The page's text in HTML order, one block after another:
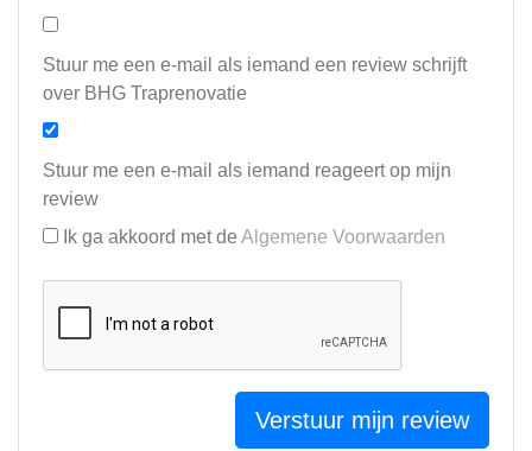
Stuur me een e-mail als iemand een review schrijft
over BHG Traprenovatie
Stuur me een e-mail als iemand reageert op mijn
review
Ik ga akkoord met de Algemene Voorwaarden
Verstuur mijn review